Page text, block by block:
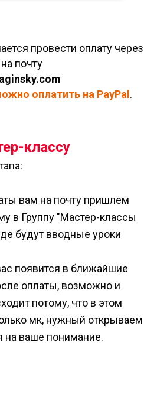
провести оплату через
почту
оплатить на PayPal.
классу
вам на почту пришлем
в Группу "Мастер-классы
будут вводные уроки
появится в ближайшие
оплаты, возможно и
потому, что в этом
мк, нужный открываем
ваше понимание.